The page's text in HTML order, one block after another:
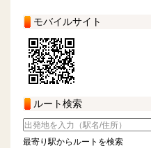
モバイルサイト
ルート検索
最寄り駅からルートを検索